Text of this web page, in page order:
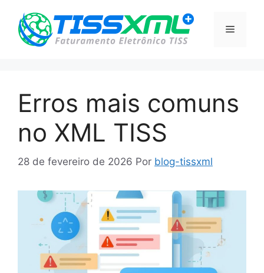
para
Menu
Erros mais comuns
no XML TISS
28 de fevereiro de 2026 Por blog-tissxml